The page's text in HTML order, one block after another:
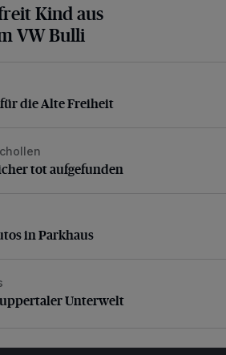
Kind aus
VW Bulli
die Alte Freiheit
die Alte Freiheit
tot aufgefunden
tot aufgefunden
in Parkhaus
in Parkhaus
Unterwelt
Unterwelt